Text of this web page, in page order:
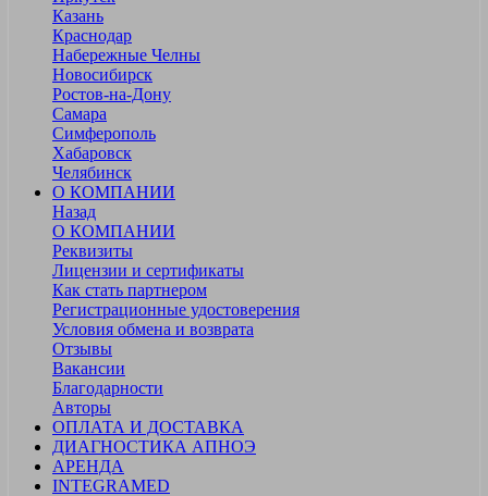
Казань
Краснодар
Набережные Челны
Новосибирск
Ростов-на-Дону
Самара
Симферополь
Хабаровск
Челябинск
О КОМПАНИИ
Назад
О КОМПАНИИ
Реквизиты
Лицензии и сертификаты
Как стать партнером
Регистрационные удостоверения
Условия обмена и возврата
Отзывы
Вакансии
Благодарности
Авторы
ОПЛАТА И ДОСТАВКА
ДИАГНОСТИКА АПНОЭ
АРЕНДА
INTEGRAMED